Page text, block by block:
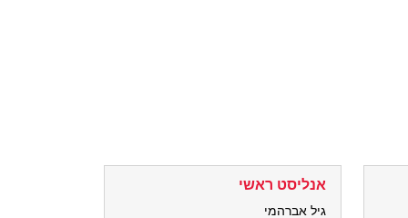
אנליסט ראשי
גיל אברהמי